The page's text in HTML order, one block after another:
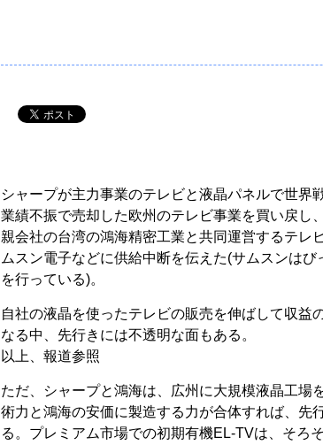
シャープが主力事業のテレビと液晶パネルで世界
業績不振で売却した欧州のテレビ事業を買い戻し
親会社の台湾の鴻海精密工業と共同運営するテレ
ムスン電子などに供給中断を伝えた(サムスンは
を行っている)。
自社の液晶を使ったテレビの販売を伸ばして収益
なる中、先行きには不透明な面もある。
以上、報道参照
ただ、シャープと鴻海は、広州に大規模液晶工場
術力と鴻海の安価に製造する力が合体すれば、先
る。プレミアム市場での初期有機EL-TVは、そろ